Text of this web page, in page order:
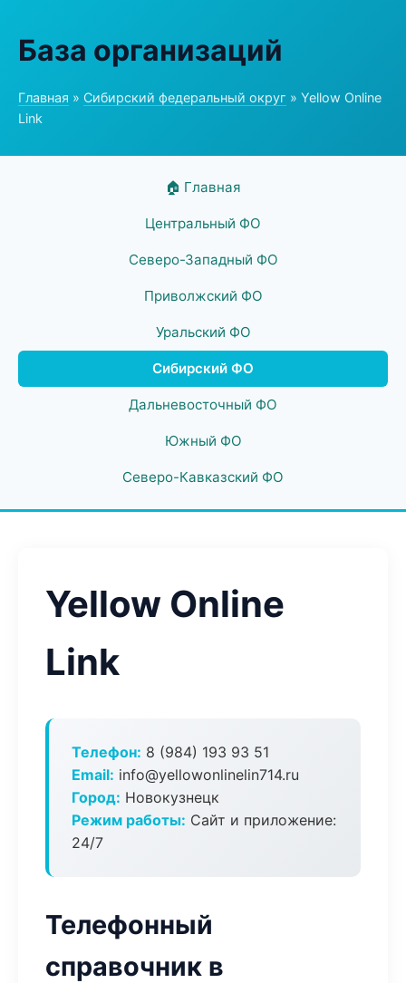
База организаций
Главная » Сибирский федеральный округ » Yellow Online
Link
🏠 Главная
Центральный ФО
Северо-Западный ФО
Приволжский ФО
Уральский ФО
Сибирский ФО
Дальневосточный ФО
Южный ФО
Северо-Кавказский ФО
Yellow Online
Link
Телефон: 8 (984) 193 93 51
Email: info@yellowonlinelin714.ru
Город: Новокузнецк
Режим работы: Сайт и приложение:
24/7
Телефонный
справочник в